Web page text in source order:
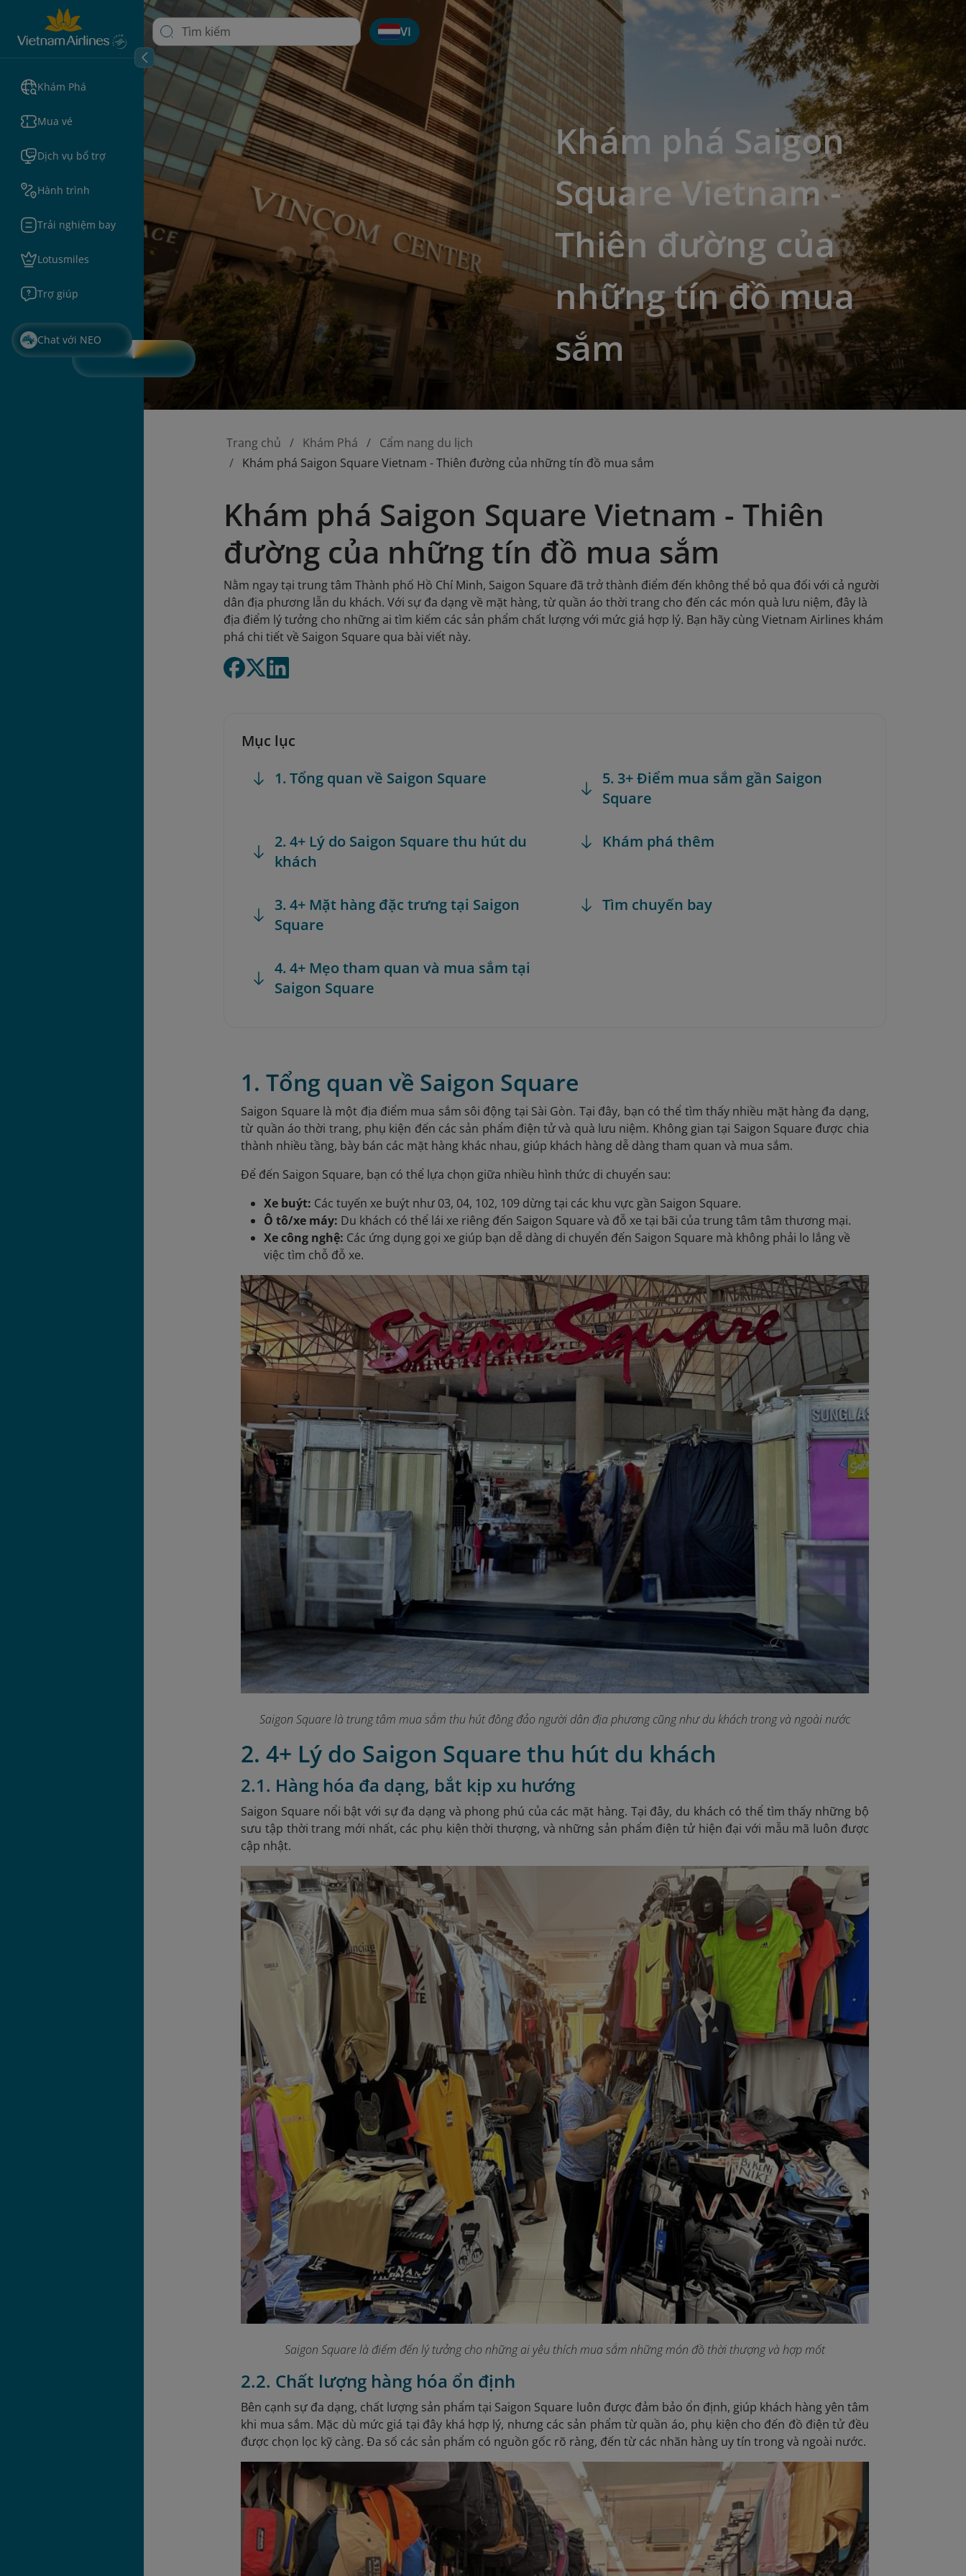
Khám Phá
Mua vé
Dịch vụ bổ trợ
Hành trình
Trải nghiệm bay
Lotusmiles
Trợ giúp
Chat với NEO
VI
Khám phá Saigon
Square Vietnam -
Thiên đường của
những tín đồ mua
sắm
Trang chủ Khám Phá
Cẩm nang du lịch
Khám phá Saigon Square Vietnam - Thiên đường của những tín đồ mua sắm
Khám phá Saigon Square Vietnam - Thiên
đường của những tín đồ mua sắm
Nằm ngay tại trung tâm Thành phố Hồ Chí Minh, Saigon Square đã trở thành điểm đến không thể bỏ qua đối với cả người
dân địa phương lẫn du khách. Với sự đa dạng về mặt hàng, từ quần áo thời trang cho đến các món quà lưu niệm, đây là
địa điểm lý tưởng cho những ai tìm kiếm các sản phẩm chất lượng với mức giá hợp lý. Bạn hãy cùng Vietnam Airlines khám
phá chi tiết về Saigon Square qua bài viết này.
Mục lục
1. Tổng quan về Saigon Square
2. 4+ Lý do Saigon Square thu hút du
khách
3. 4+ Mặt hàng đặc trưng tại Saigon
Square
4. 4+ Mẹo tham quan và mua sắm tại
Saigon Square
5. 3+ Điểm mua sắm gần Saigon
Square
Khám phá thêm
Tìm chuyến bay
1. Tổng quan về Saigon Square
Saigon Square là một địa điểm mua sắm sôi động tại Sài Gòn. Tại đây, bạn có thể tìm thấy nhiều mặt hàng đa dạng,
từ quần áo thời trang, phụ kiện đến các sản phẩm điện tử và quà lưu niệm. Không gian tại Saigon Square được chia
thành nhiều tầng, bày bán các mặt hàng khác nhau, giúp khách hàng dễ dàng tham quan và mua sắm.
Để đến Saigon Square, bạn có thể lựa chọn giữa nhiều hình thức di chuyển sau:
Xe buýt: Các tuyến xe buýt như 03, 04, 102, 109 dừng tại các khu vực gần Saigon Square.
Ô tô/xe máy: Du khách có thể lái xe riêng đến Saigon Square và đỗ xe tại bãi của trung tâm tâm thương mại.
Xe công nghệ: Các ứng dụng gọi xe giúp bạn dễ dàng di chuyển đến Saigon Square mà không phải lo lắng về
việc tìm chỗ đỗ xe.
Saigon Square là trung tâm mua sắm thu hút đông đảo người dân địa phương cũng như du khách trong và ngoài nước
2. 4+ Lý do Saigon Square thu hút du khách
2.1. Hàng hóa đa dạng, bắt kịp xu hướng
Saigon Square nổi bật với sự đa dạng và phong phú của các mặt hàng. Tại đây, du khách có thể tìm thấy những bộ
sưu tập thời trang mới nhất, các phụ kiện thời thượng, và những sản phẩm điện tử hiện đại với mẫu mã luôn được
cập nhật.
Saigon Square là điểm đến lý tưởng cho những ai yêu thích mua sắm những món đồ thời thượng và hợp mốt
2.2. Chất lượng hàng hóa ổn định
Bên cạnh sự đa dạng, chất lượng sản phẩm tại Saigon Square luôn được đảm bảo ổn định, giúp khách hàng yên tâm
khi mua sắm. Mặc dù mức giá tại đây khá hợp lý, nhưng các sản phẩm từ quần áo, phụ kiện cho đến đồ điện tử đều
được chọn lọc kỹ càng. Đa số các sản phẩm có nguồn gốc rõ ràng, đến từ các nhãn hàng uy tín trong và ngoài nước.